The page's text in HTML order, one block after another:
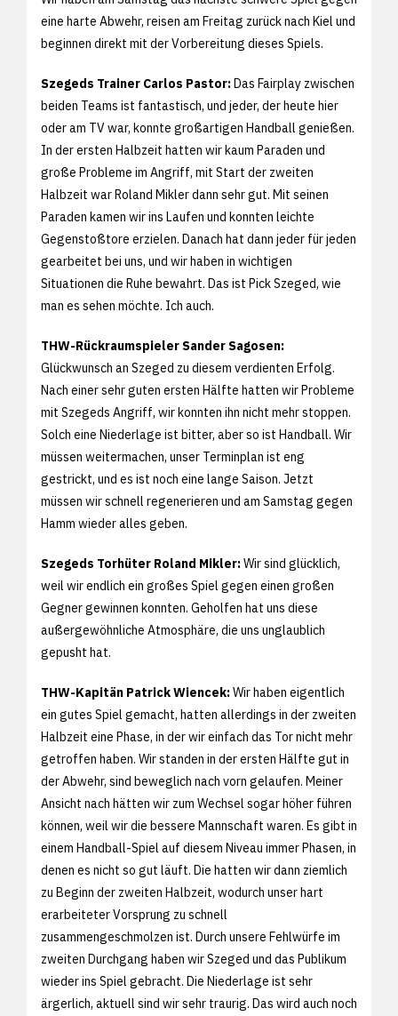
eine harte Abwehr, reisen am Freitag zurück nach Kiel und
beginnen direkt mit der Vorbereitung dieses Spiels.
Szegeds Trainer Carlos Pastor:Das Fairplay zwischen
beiden Teams ist fantastisch, und jeder, der heute hier
oder am TV war, konnte großartigen Handball genießen.
In der ersten Halbzeit hatten wir kaum Paraden und
große Probleme im Angriff, mit Start der zweiten
Halbzeit war Roland Mikler dann sehr gut. Mit seinen
Paraden kamen wir ins Laufen und konnten leichte
Gegenstoßtore erzielen. Danach hat dann jeder für jeden
gearbeitet bei uns, und wir haben in wichtigen
Situationen die Ruhe bewahrt. Das ist Pick Szeged, wie
man es sehen möchte. Ich auch.
THW-Rückraumspieler Sander Sagosen:
Glückwunsch an Szeged zu diesem verdienten Erfolg.
Nach einer sehr guten ersten Hälfte hatten wir Probleme
mit Szegeds Angriff, wir konnten ihn nicht mehr stoppen.
Solch eine Niederlage ist bitter, aber so ist Handball. Wir
müssen weitermachen, unser Terminplan ist eng
gestrickt, und es ist noch eine lange Saison. Jetzt
müssen wir schnell regenerieren und am Samstag gegen
Hamm wieder alles geben.
Szegeds Torhüter Roland Mikler:Wir sind glücklich,
weil wir endlich ein großes Spiel gegen einen großen
Gegner gewinnen konnten. Geholfen hat uns diese
außergewöhnliche Atmosphäre, die uns unglaublich
gepusht hat.
THW-Kapitän Patrick Wiencek:Wir haben eigentlich
ein gutes Spiel gemacht, hatten allerdings in der zweiten
Halbzeit eine Phase, in der wir einfach das Tor nicht mehr
getroffen haben. Wir standen in der ersten Hälfte gut in
der Abwehr, sind beweglich nach vorn gelaufen. Meiner
Ansicht nach hätten wir zum Wechsel sogar höher führen
können, weil wir die bessere Mannschaft waren. Es gibt in
einem Handball-Spiel auf diesem Niveau immer Phasen, in
denen es nicht so gut läuft. Die hatten wir dann ziemlich
zu Beginn der zweiten Halbzeit, wodurch unser hart
erarbeiteter Vorsprung zu schnell
zusammengeschmolzen ist. Durch unsere Fehlwürfe im
zweiten Durchgang haben wir Szeged und das Publikum
wieder ins Spiel gebracht. Die Niederlage ist sehr
ärgerlich, aktuell sind wir sehr traurig. Das wird auch noch